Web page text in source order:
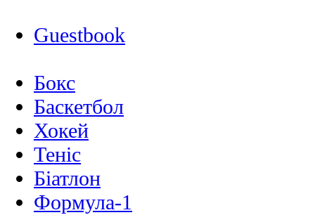
Guestbook
Бокс
Баскетбол
Хокей
Теніс
Біатлон
Формула-1